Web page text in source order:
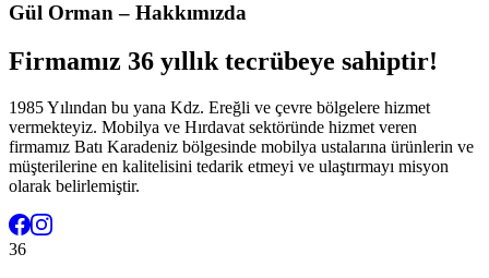
Gül Orman – Hakkımızda
Firmamız 36 yıllık tecrübeye sahiptir!
1985 Yılından bu yana Kdz. Ereğli ve çevre bölgelere hizmet
vermekteyiz. Mobilya ve Hırdavat sektöründe hizmet veren
firmamız Batı Karadeniz bölgesinde mobilya ustalarına ürünlerin ve
müşterilerine en kalitelisini tedarik etmeyi ve ulaştırmayı misyon
olarak belirlemiştir.
36